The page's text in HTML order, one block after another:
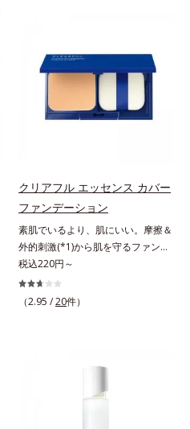
ミ・ソバカスを防ぐ（ウォッシュを
除く）*2 オルビス内スキンケアシ
リーズの保湿力*3 年齢に応じたお
手入れのこと*4 うるおいによる
に満ちた肌へ導く保湿成分*9 メマ
ツヨイグサ抽出液、スイカズラエキ
ス配合＝角層のすみずみまで水分・
油分を保ち、ハリ・ツヤを与える保
湿成分*10 気持ちのこと
原因に着目。加齢とともに現れる年
齢サインについて研究を進めたとこ
ろ、弾力感のない状態である「ハリ
のなさ」や、くすみ(*5)などが現れ
美容成分(*9)として「G.D.F.アクテ
ィベーター(*10)」を配合。そし
て、従来から配合している美白(*1)
有効成分「トラネキサム酸」を配合
しました。さらに、シリーズ共通の
美容成分「GLルートブースター
(*11)」を配合することで、肌のふ
上向き(*12)のハリと透明感を。効
イジングケアを応援します。*1 メ
クリアフル エッセンス カバー
ファンデーション
素肌でいるより、肌にいい。摩擦＆
外的刺激(*1)から肌を守るファンデ
ーション。肌荒れやニキビがある
と、ファンデーションを塗っていい
か悩むもの。とはいえ、素肌のまま
こそ、肌負担が少ない低刺激設計の
ト。「クリアフル エッセンス カバ
税込220円～
（2.95 /20件）